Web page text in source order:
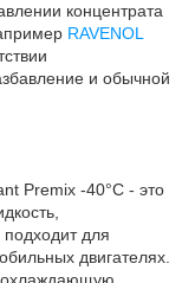
концентрата
RAVENOL
и обычной
Premix -40°C - это
для
двигателях.